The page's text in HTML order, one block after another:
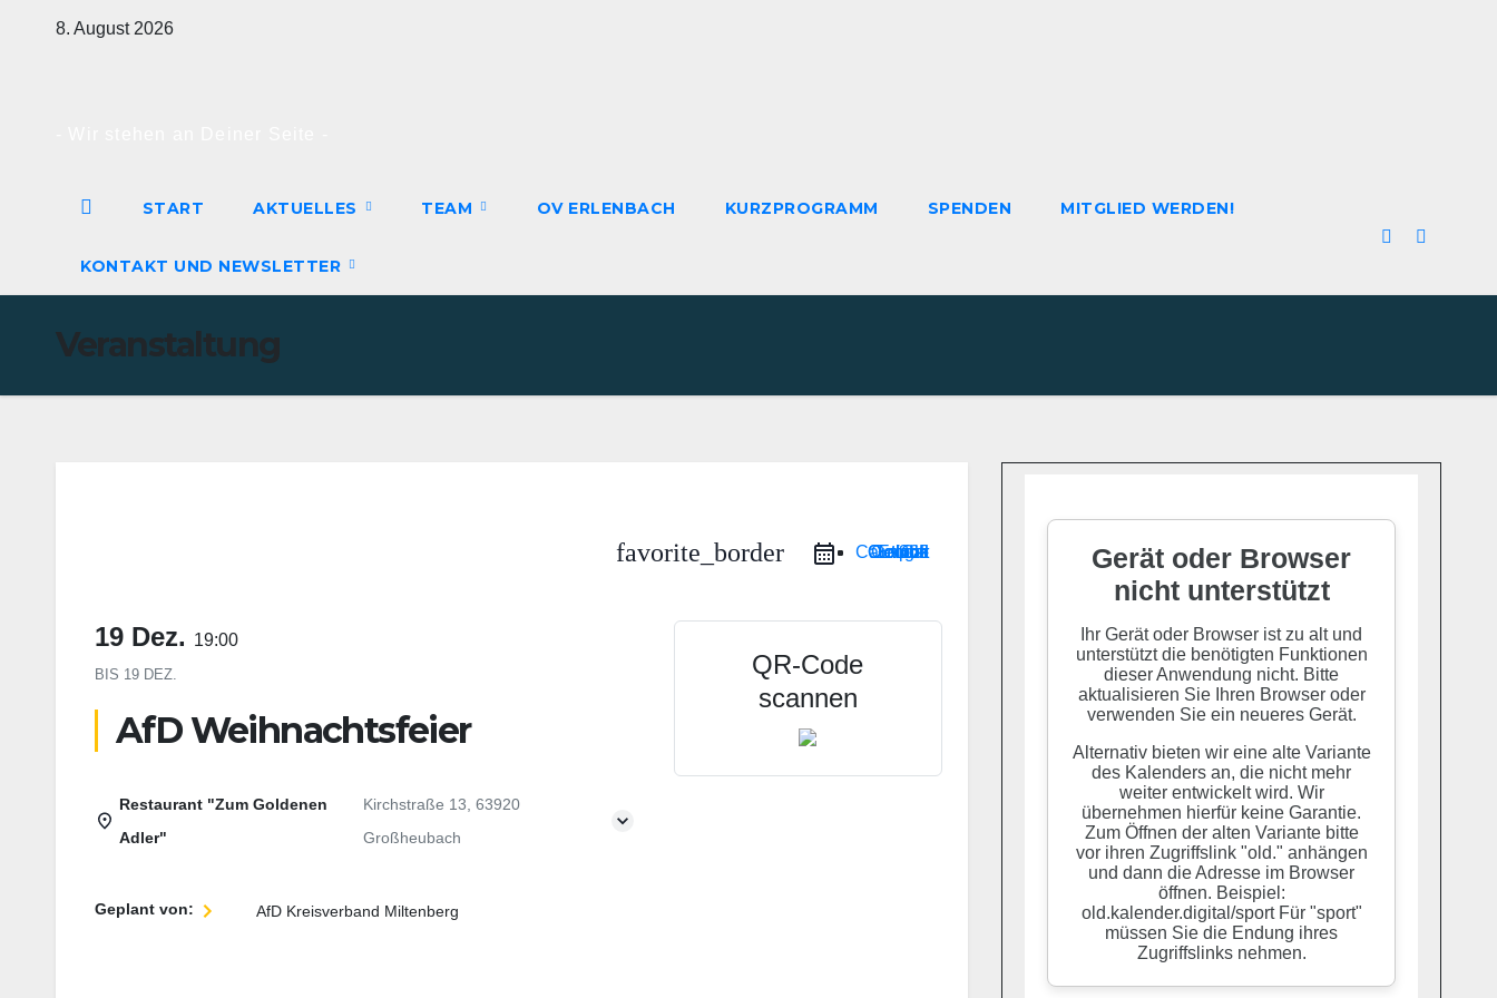
8. August 2026
START AKTUELLES TEAM OV ERLENBACH KURZPROGRAMM SPENDEN MITGLIED WERDEN!
KONTAKT UND NEWSLETTER
Veranstaltung
favorite_border iCal Export
Google Calendar
Outlook 365
Outlook Live
19 Dez. 19:00
BIS 19 DEZ.
AfD Weihnachtsfeier
Restaurant "Zum Goldenen
Adler"
Kirchstraße 13, 63920
Großheubach
Geplant von: AfD Kreisverband Miltenberg
QR-Code
scannen